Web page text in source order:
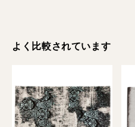
よく比較されています